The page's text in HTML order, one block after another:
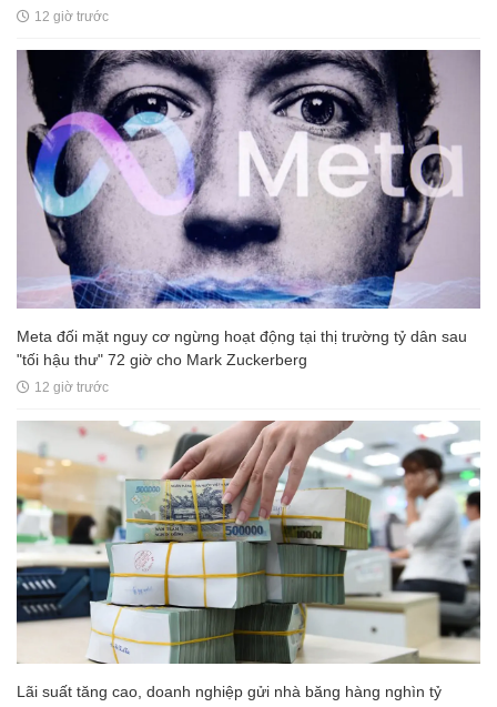
12 giờ trước
Meta đối mặt nguy cơ ngừng hoạt động tại thị trường tỷ dân sau
"tối hậu thư" 72 giờ cho Mark Zuckerberg
12 giờ trước
Lãi suất tăng cao, doanh nghiệp gửi nhà băng hàng nghìn tỷ